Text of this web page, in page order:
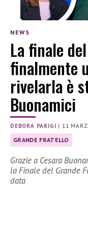
NEWS
La finale
finalmente
rivelarla è
Buonamici
DEBORA PARIGI | 11
GRANDE FRATELLO
Grazie a Cesara
la Finale del Grande
data